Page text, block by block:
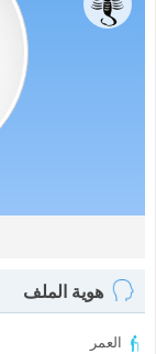
هوية الملف
العمر